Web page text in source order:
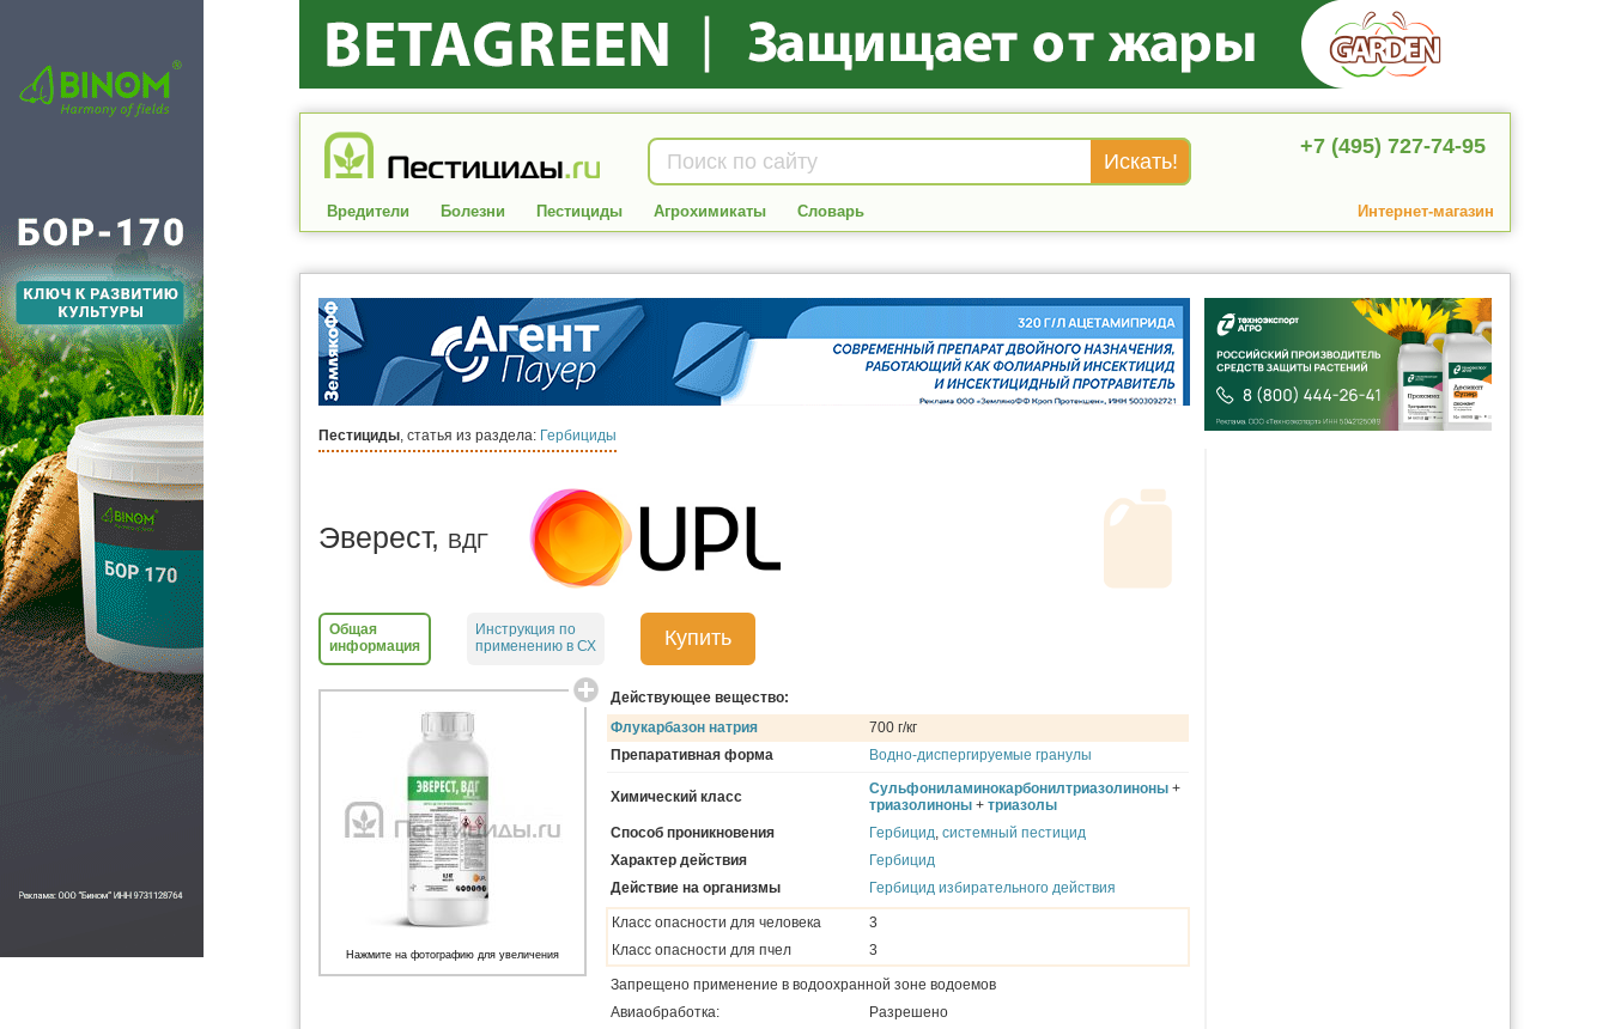
+7 (495) 727-74-95
Вредители Болезни Пестициды Агрохимикаты Словарь Интернет-магазин
Пестициды, статья из раздела: Гербициды
Эверест, ВДГ
Общая
информация
Инструкция по
применению в СХ
Купить
Действующее вещество:
Флукарбазон натрия
700 г/кг
Препаративная форма
Водно-диспергируемые гранулы
Химический класс Сульфониламинокарбонилтриазолиноны +
триазолиноны + триазолы
Способ проникновения
Гербицид системный пестицид
Характер действия
Гербицид
Действие на организмы
Гербицид избирательного действия
Класс опасности для человека
3
Класс опасности для пчел
3
Запрещено применение в водоохранной зоне водоемов
Авиаобработка:
Разрешено
Нажмите на фотографию для увеличения